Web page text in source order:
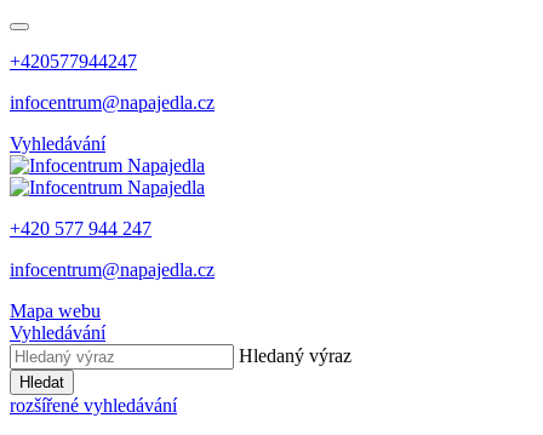
+420577944247
infocentrum@napajedla.cz
Vyhledávání
+420 577 944 247
infocentrum@napajedla.cz
Mapa webu
Vyhledávání
Hledaný výraz
Hledat
rozšířené vyhledávání